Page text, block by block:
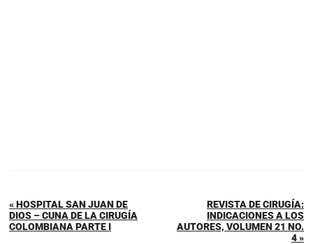
« HOSPITAL SAN JUAN DE
DIOS – CUNA DE LA CIRUGÍA
COLOMBIANA PARTE I
REVISTA DE CIRUGÍA:
INDICACIONES A LOS
AUTORES, VOLUMEN 21 NO.
4 »